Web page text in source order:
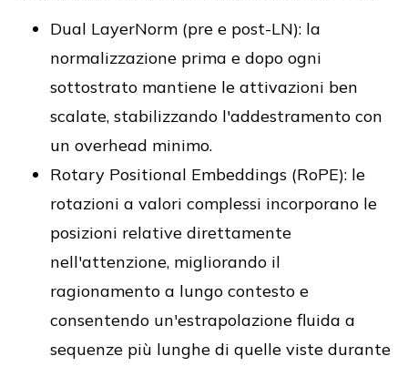
Dual LayerNorm (pre e post-LN): la
normalizzazione prima e dopo ogni
sottostrato mantiene le attivazioni ben
scalate, stabilizzando l'addestramento con
un overhead minimo.
Rotary Positional Embeddings (RoPE): le
rotazioni a valori complessi incorporano le
posizioni relative direttamente
nell'attenzione, migliorando il
ragionamento a lungo contesto e
consentendo un'estrapolazione fluida a
sequenze più lunghe di quelle viste durante